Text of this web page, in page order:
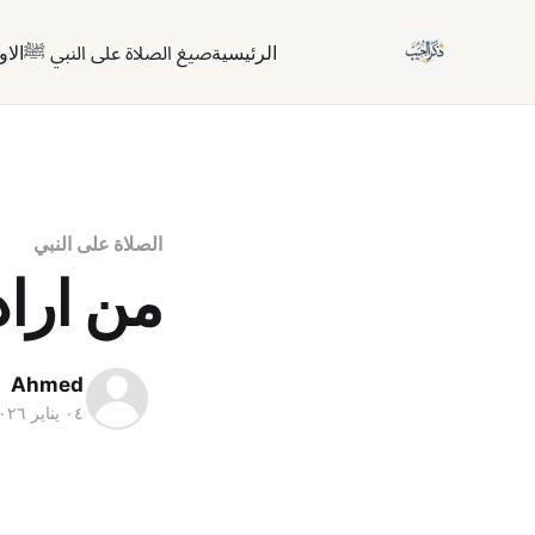
الرئيسيةصيغ الصلاة على النبي ﷺ
الصلاة على النبي
من
Ahmed
٠٤ يناير ٢٠٢٦